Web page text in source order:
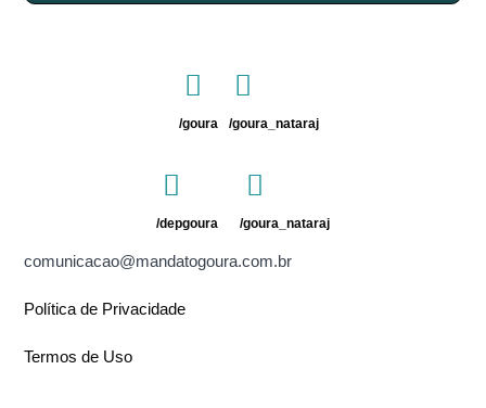
/goura /goura_nataraj
/depgoura /goura_nataraj
comunicacao@mandatogoura.com.br
Política de Privacidade
Termos de Uso